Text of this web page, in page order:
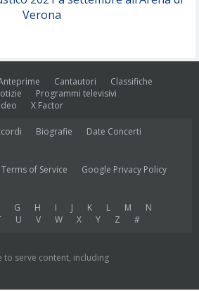
Verona
Cantautori
Classifiche
Programmi televisivi
X Factor
Biografie
Date Concerti
of Service
Google Privacy Policy
G H I J K L M
N
U V W X Y Z #
to serve content, including